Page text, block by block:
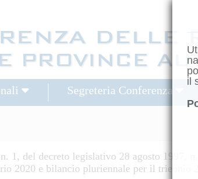
Segreteria Conferenza
1, del decreto legislativo 28 agosto 1997,
2020 e bilancio pluriennale per il triennio
il